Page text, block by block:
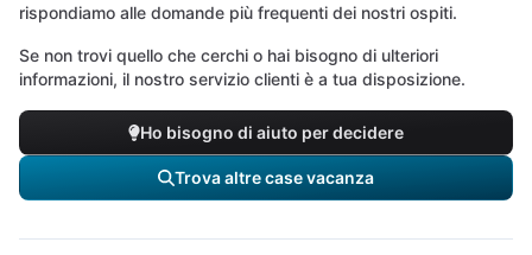
rispondiamo alle domande più frequenti dei nostri ospiti.
Se non trovi quello che cerchi o hai bisogno di ulteriori
informazioni, il nostro servizio clienti è a tua disposizione.
Ho bisogno di aiuto per decidere
Trova altre case vacanza